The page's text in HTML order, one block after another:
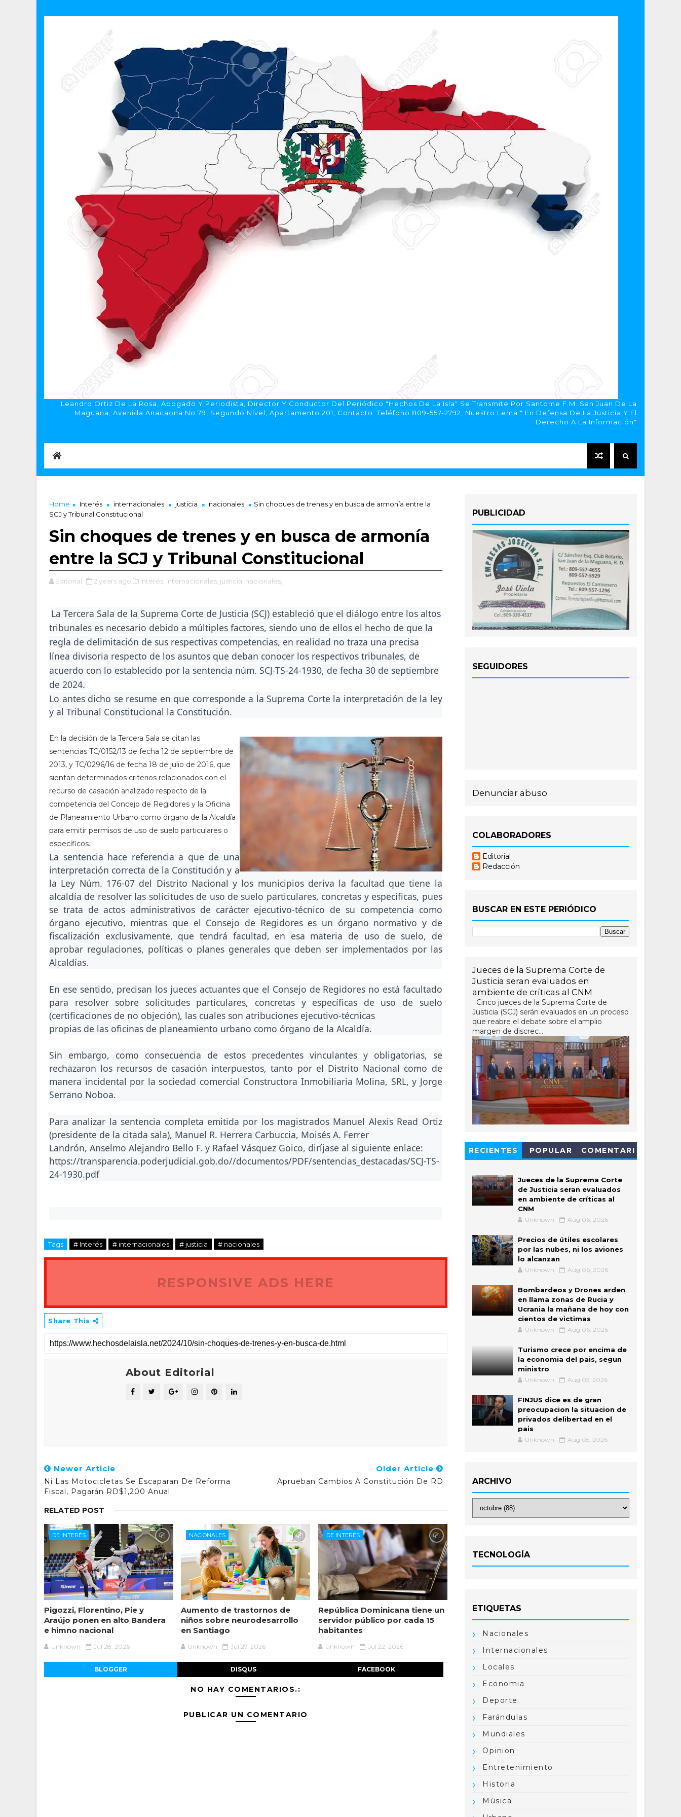
Leandro Ortiz De La Rosa, Abogado Y Periodista, Director Y Conductor Del Periódico "Hechos De La Isla" Se Transmite Por Santome F.M. San Juan De La
Maguana, Avenida Anacaona No.79, Segundo Nivel, Apartamento 201, Contacto: Teléfono 809-557-2792, Nuestro Lema " En Defensa De La Justicia Y El
Derecho A La Información"
Home Interés internacionales justicia nacionales
Sin choques de trenes y en busca de armonía entre la
SCJ y Tribunal Constitucional
Sin choques de trenes y en busca de armonía
entre la SCJ y Tribunal Constitucional
Editorial 2 years ago Interés, internacionales, justicia, nacionales,
La Tercera Sala de la Suprema Corte de Justicia (SCJ) estableció que el diálogo entre los altos
tribunales es necesario debido a múltiples factores, siendo uno de ellos el hecho de que la
regla de delimitación de sus respectivas competencias, en realidad no traza una precisa
línea divisoria respecto de los asuntos que deban conocer los respectivos tribunales, de
acuerdo con lo establecido por la sentencia núm. SCJ-TS-24-1930, de fecha 30 de septiembre
de 2024.
Lo antes dicho se resume en que corresponde a la Suprema Corte la interpretación de la ley
y al Tribunal Constitucional la Constitución.
En la decisión de la Tercera Sala se citan las
sentencias TC/0152/13 de fecha 12 de septiembre de
2013, y TC/0296/16 de fecha 18 de julio de 2016, que
sientan determinados criterios relacionados con el
recurso de casación analizado respecto de la
competencia del Concejo de Regidores y la Oficina
de Planeamiento Urbano como órgano de la Alcaldía
para emitir permisos de uso de suelo particulares o
específicos.
La sentencia hace referencia a que de una
interpretación correcta de la Constitución y a
la Ley Núm. 176-07 del Distrito Nacional y los municipios deriva la facultad que tiene la
alcaldía de resolver las solicitudes de uso de suelo particulares, concretas y específicas, pues
se trata de actos administrativos de carácter ejecutivo-técnico de su competencia como
órgano ejecutivo, mientras que el Consejo de Regidores es un órgano normativo y de
fiscalización exclusivamente, que tendrá facultad, en esa materia de uso de suelo, de
aprobar regulaciones, políticas o planes generales que deben ser implementados por las
Alcaldías.
En ese sentido, precisan los jueces actuantes que el Consejo de Regidores no está facultado
para resolver sobre solicitudes particulares, concretas y específicas de uso de suelo
(certificaciones de no objeción), las cuales son atribuciones ejecutivo-técnicas
propias de las oficinas de planeamiento urbano como órgano de la Alcaldía.
Sin embargo, como consecuencia de estos precedentes vinculantes y obligatorias, se
rechazaron los recursos de casación interpuestos, tanto por el Distrito Nacional como de
manera incidental por la sociedad comercial Constructora Inmobiliaria Molina, SRL, y Jorge
Serrano Noboa.
Para analizar la sentencia completa emitida por los magistrados Manuel Alexis Read Ortiz
(presidente de la citada sala), Manuel R. Herrera Carbuccia, Moisés A. Ferrer
Landrón, Anselmo Alejandro Bello F. y Rafael Vásquez Goico, diríjase al siguiente enlace:
https://transparencia.poderjudicial.gob.do//documentos/PDF/sentencias_destacadas/SCJ-TS-
24-1930.pdf
Tags # Interés # internacionales # justicia # nacionales
RESPONSIVE ADS HERE
Share This
About Editorial
Newer Article
Ni Las Motocicletas Se Escaparan De Reforma
Fiscal, Pagarán RD$1,200 Anual
Older Article
Aprueban Cambios A Constitución De RD
RELATED POST
DE INTERÉS
Pigozzi, Florentino, Pie y
Araújo ponen en alto Bandera
e himno nacional
Unknown Jul 28, 2026
NACIONALES
Aumento de trastornos de
niños sobre neurodesarrollo
en Santiago
Unknown Jul 27, 2026
DE INTERÉS
República Dominicana tiene un
servidor público por cada 15
habitantes
Unknown Jul 22, 2026
BLOGGER DISQUS FACEBOOK
NO HAY COMENTARIOS.:
PUBLICAR UN COMENTARIO
PUBLICIDAD
SEGUIDORES
Denunciar abuso
COLABORADORES
Editorial
Redacción
BUSCAR EN ESTE PERIÓDICO
Jueces de la Suprema Corte de
Justicia seran evaluados en
ambiente de críticas al CNM
Cinco jueces de la Suprema Corte de
Justicia (SCJ) serán evaluados en un proceso
que reabre el debate sobre el amplio
margen de discrec...
RECIENTES POPULAR
COMENTARI
Jueces de la Suprema Corte
de Justicia seran evaluados
en ambiente de críticas al
CNM
Unknown Aug 06, 2026
Precios de útiles escolares
por las nubes, ni los aviones
lo alcanzan
Unknown Aug 06, 2026
Bombardeos y Drones arden
en llama zonas de Rucia y
Ucrania la mañana de hoy con
cientos de victimas
Unknown Aug 06, 2026
Turismo crece por encima de
la economia del pais, segun
ministro
Unknown Aug 05, 2026
FINJUS dice es de gran
preocupacion la situacion de
privados delibertad en el
pais
Unknown Aug 05, 2026
ARCHIVO
TECNOLOGÍA
ETIQUETAS
Nacionales
Internacionales
Locales
Economia
Deporte
Farándulas
Mundiales
Opinion
Entretenimiento
Historia
Música